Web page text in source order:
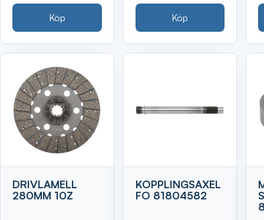
Köp Köp
DRIVLAMELL
280MM 10Z
KOPPLINGSAXEL
FO 81804582